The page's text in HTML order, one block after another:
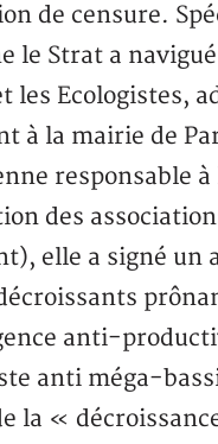
de censure.
le Strat a
les Ecologistes,
à la mairie de
responsable à
des
elle a signé un
anti-
anti méga-
la «